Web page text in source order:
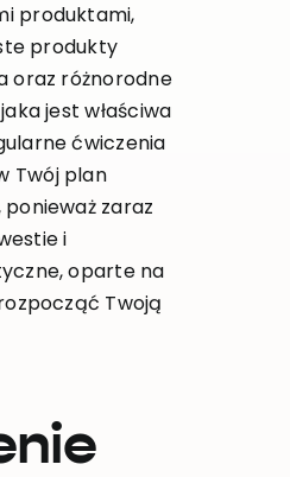
produktami,
produkty
oraz różnorodne
jest właściwa
ćwiczenia
Twój plan
zaraz
i
oparte na
Twoją